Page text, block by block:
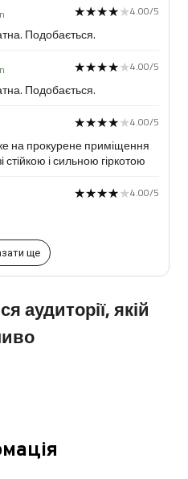
★★★★★
★★★★★4.00/5
Подобається.
★★★★★
★★★★★4.00/5
Подобається.
★★★★★
★★★★★4.00/5
на прокурене приміщення
і сильною гіркотою
★★★★★
★★★★★4.00/5
ще
аудиторії, якій